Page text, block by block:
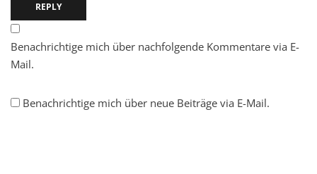
REPLY
Benachrichtige mich über nachfolgende Kommentare via E-
Mail.
Benachrichtige mich über neue Beiträge via E-Mail.